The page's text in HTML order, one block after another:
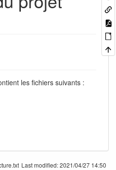
les fichiers suivants :
Last modified:2021/04/27 14:50